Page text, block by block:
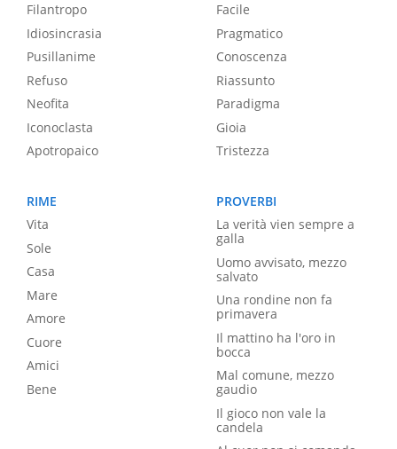
Filantropo
Idiosincrasia
Pusillanime
Refuso
Neofita
Iconoclasta
Apotropaico
Facile
Pragmatico
Conoscenza
Riassunto
Paradigma
Gioia
Tristezza
RIME
Vita
Sole
Casa
Mare
Amore
Cuore
Amici
Bene
PROVERBI
La verità vien sempre a
galla
Uomo avvisato, mezzo
salvato
Una rondine non fa
primavera
Il mattino ha l'oro in
bocca
Mal comune, mezzo
gaudio
Il gioco non vale la
candela